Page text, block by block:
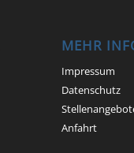
MEHR
Impressum
Datenschutz
Anfahrt